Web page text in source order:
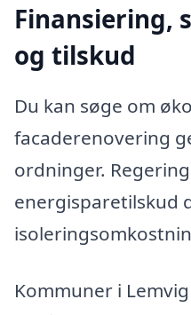
Finansiering,
og tilskud
Du kan søge om
facaderenovering
ordninger.
energisparetilskud
Kommuner i